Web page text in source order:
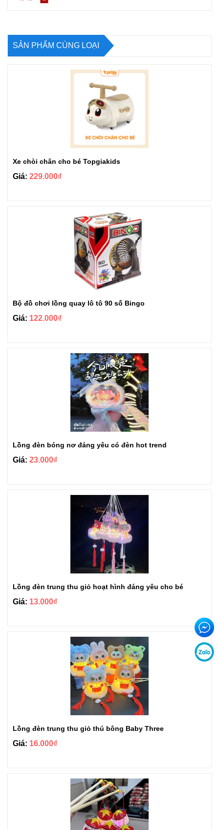
SẢN PHẨM CÙNG LOẠI
Xe chòi chân cho bé Topgiakids
Giá: 229.000₫
Bộ đồ chơi lồng quay lô tô 90 số Bingo
Giá: 122.000₫
Lồng đèn bóng nơ đáng yêu có đèn hot trend
Giá: 23.000₫
Lồng đèn trung thu giỏ hoạt hình đáng yêu cho bé
Giá: 13.000₫
Lồng đèn trung thu giỏ thú bông Baby Three
Giá: 16.000₫